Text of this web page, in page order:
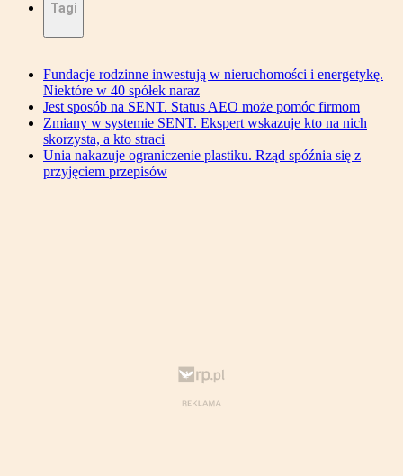
Tagi
Fundacje rodzinne inwestują w nieruchomości i energetykę.
Niektóre w 40 spółek naraz
Jest sposób na SENT. Status AEO może pomóc firmom
Zmiany w systemie SENT. Ekspert wskazuje kto na nich
skorzysta, a kto straci
Unia nakazuje ograniczenie plastiku. Rząd spóźnia się z
przyjęciem przepisów